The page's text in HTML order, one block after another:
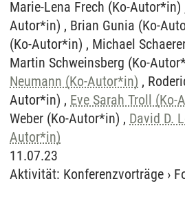
Marie-Lena Frech (Ko-
Autor*in) , Brian Gunia (Ko-
(Ko-Autor*in) , Michael
Martin Schweinsberg (Ko-
Neumann (Ko-Autor*in) ,
Autor*in) , Eve Sarah Troll (Ko-
Weber (Ko-Autor*in) , David D.
Autor*in)
11.07.23
Aktivität: Konferenzvorträge ›